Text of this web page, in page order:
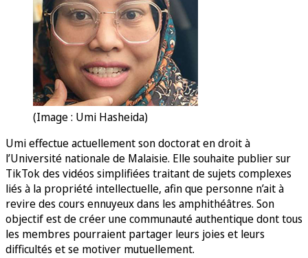
(Image : Umi Hasheida)
Umi effectue actuellement son doctorat en droit à
l’Université nationale de Malaisie. Elle souhaite publier sur
TikTok des vidéos simplifiées traitant de sujets complexes
liés à la propriété intellectuelle, afin que personne n’ait à
revire des cours ennuyeux dans les amphithéâtres. Son
objectif est de créer une communauté authentique dont tous
les membres pourraient partager leurs joies et leurs
difficultés et se motiver mutuellement.